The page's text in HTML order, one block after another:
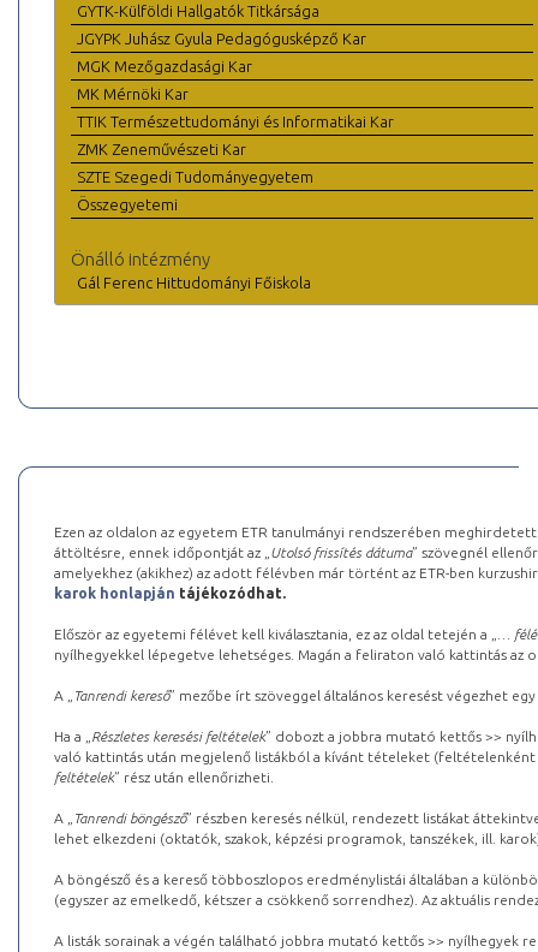
GYTK-Külföldi Hallgatók Titkársága
JGYPK Juhász Gyula Pedagógusképző Kar
MGK Mezőgazdasági Kar
MK Mérnöki Kar
TTIK Természettudományi és Informatikai Kar
ZMK Zeneművészeti Kar
SZTE Szegedi Tudományegyetem
Összegyetemi
Önálló intézmény
Gál Ferenc Hittudományi Főiskola
Ezen az oldalon az egyetem ETR tanulmányi rendszerében
áttöltésre, ennek időpontját az „ Utolsó frissítés dátuma” szövegnél
amelyekhez (akikhez) az adott félévben már történt az ETR-ben
karok honlapján tájékozódhat.
Először az egyetemi félévet kell kiválasztania, ez az oldal tetején a „
…
nyílhegyekkel lépegetve lehetséges. Magán a feliraton való kattintás az
A „ Tanrendi kereső” mezőbe írt szöveggel általános keresést végezhet
Ha a „ Részletes keresési feltételek” dobozt a jobbra mutató kettős >>
való kattintás után megjelenő listákból a kívánt tételeket (feltételenként
feltételek” rész után ellenőrizheti.
A „ Tanrendi böngésző” részben keresés nélkül, rendezett listákat
lehet elkezdeni (oktatók, szakok, képzési programok, tanszékek, ill.
A böngésző és a kereső többoszlopos eredménylistái általában a
(egyszer az emelkedő, kétszer a csökkenő sorrendhez). Az aktuális
A listák sorainak a végén található jobbra mutató kettős >> nyílhegyek